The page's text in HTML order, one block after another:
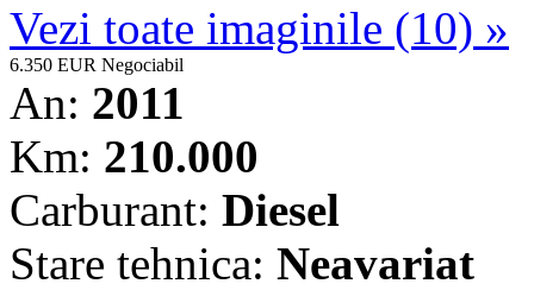
Vezi toate imaginile (10) »
6.350 EUR Negociabil
An: 2011
Km: 210.000
Carburant: Diesel
Stare tehnica: Neavariat